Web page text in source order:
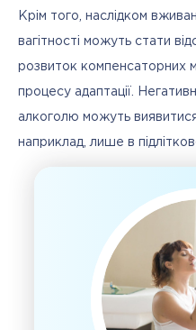
Крім того, наслідком
вагітності можуть стати
розвиток компенсаторних
процесу адаптації.
алкоголю можуть
наприклад, лише в